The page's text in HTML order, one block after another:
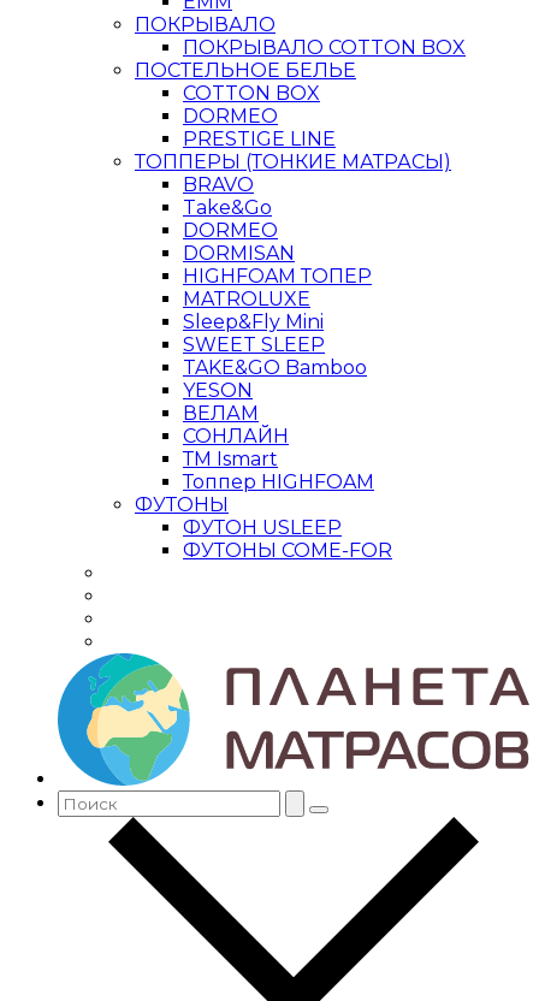
ПОКРЫВАЛО
ПОКРЫВАЛО COTTON BOX
ПОСТЕЛЬНОЕ БЕЛЬЕ
COTTON BOX
DORMEO
PRESTIGE LINE
ТОППЕРЫ (ТОНКИЕ МАТРАСЫ)
BRAVO
Take&Go
DORMEO
DORMISAN
HIGHFOAM ТОПЕР
MATROLUXE
Sleep&Fly Mini
SWEET SLEEP
TAKE&GO Bamboo
YESON
ВЕЛАМ
СОНЛАЙН
ТМ Ismart
Топпер HIGHFOAM
ФУТОНЫ
ФУТОН USLEEP
ФУТОНЫ COME-FOR